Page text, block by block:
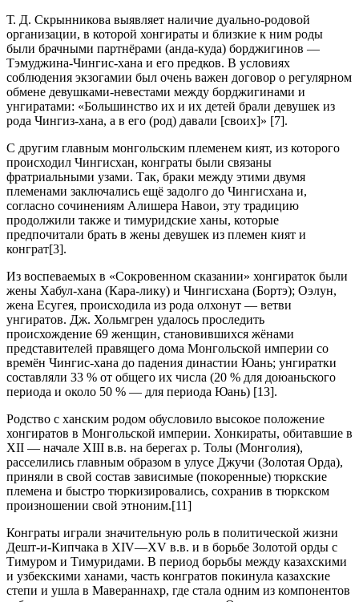
Т. Д. Скрынникова выявляет наличие дуально-родовой
организации, в которой хонгираты и близкие к ним роды
были брачными партнёрами (анда-куда) борджигинов —
Тэмуджина-Чингис-хана и его предков. В условиях
соблюдения экзогамии был очень важен договор о регулярном
обмене девушками-невестами между борджигинами и
унгиратами: «Большинство их и их детей брали девушек из
рода Чингиз-хана, а в его (род) давали [своих]» [7].
С другим главным монгольским племенем кият, из которого
происходил Чингисхан, конграты были связаны
фратриальными узами. Так, браки между этими двумя
племенами заключались ещё задолго до Чингисхана и,
согласно сочинениям Алишера Навои, эту традицию
продолжили также и тимуридские ханы, которые
предпочитали брать в жены девушек из племен кият и
конграт[3].
Из воспеваемых в «Сокровенном сказании» хонгираток были
жены Хабул-хана (Кара-лику) и Чингисхана (Бортэ); Оэлун,
жена Есугея, происходила из рода олхонут — ветви
унгиратов. Дж. Хольмгрен удалось проследить
происхождение 69 женщин, становившихся жёнами
представителей правящего дома Монгольской империи со
времён Чингис-хана до падения династии Юань; унгиратки
составляли 33 % от общего их числа (20 % для доюаньского
периода и около 50 % — для периода Юань) [13].
Родство с ханским родом обусловило высокое положение
хонгиратов в Монгольской империи. Хонкираты, обитавшие в
XII — начале XIII в.в. на берегах р. Толы (Монголия),
расселились главным образом в улусе Джучи (Золотая Орда),
приняли в свой состав зависимые (покоренные) тюркские
племена и быстро тюркизировались, сохранив в тюркском
произношении свой этноним.[11]
Конграты играли значительную роль в политической жизни
Дешт-и-Кипчака в XIV—XV в.в. и в борьбе Золотой орды с
Тимуром и Тимуридами. В период борьбы между казахскими
и узбекскими ханами, часть конгратов покинула казахские
степи и ушла в Мавераннахр, где стала одним из компонентов